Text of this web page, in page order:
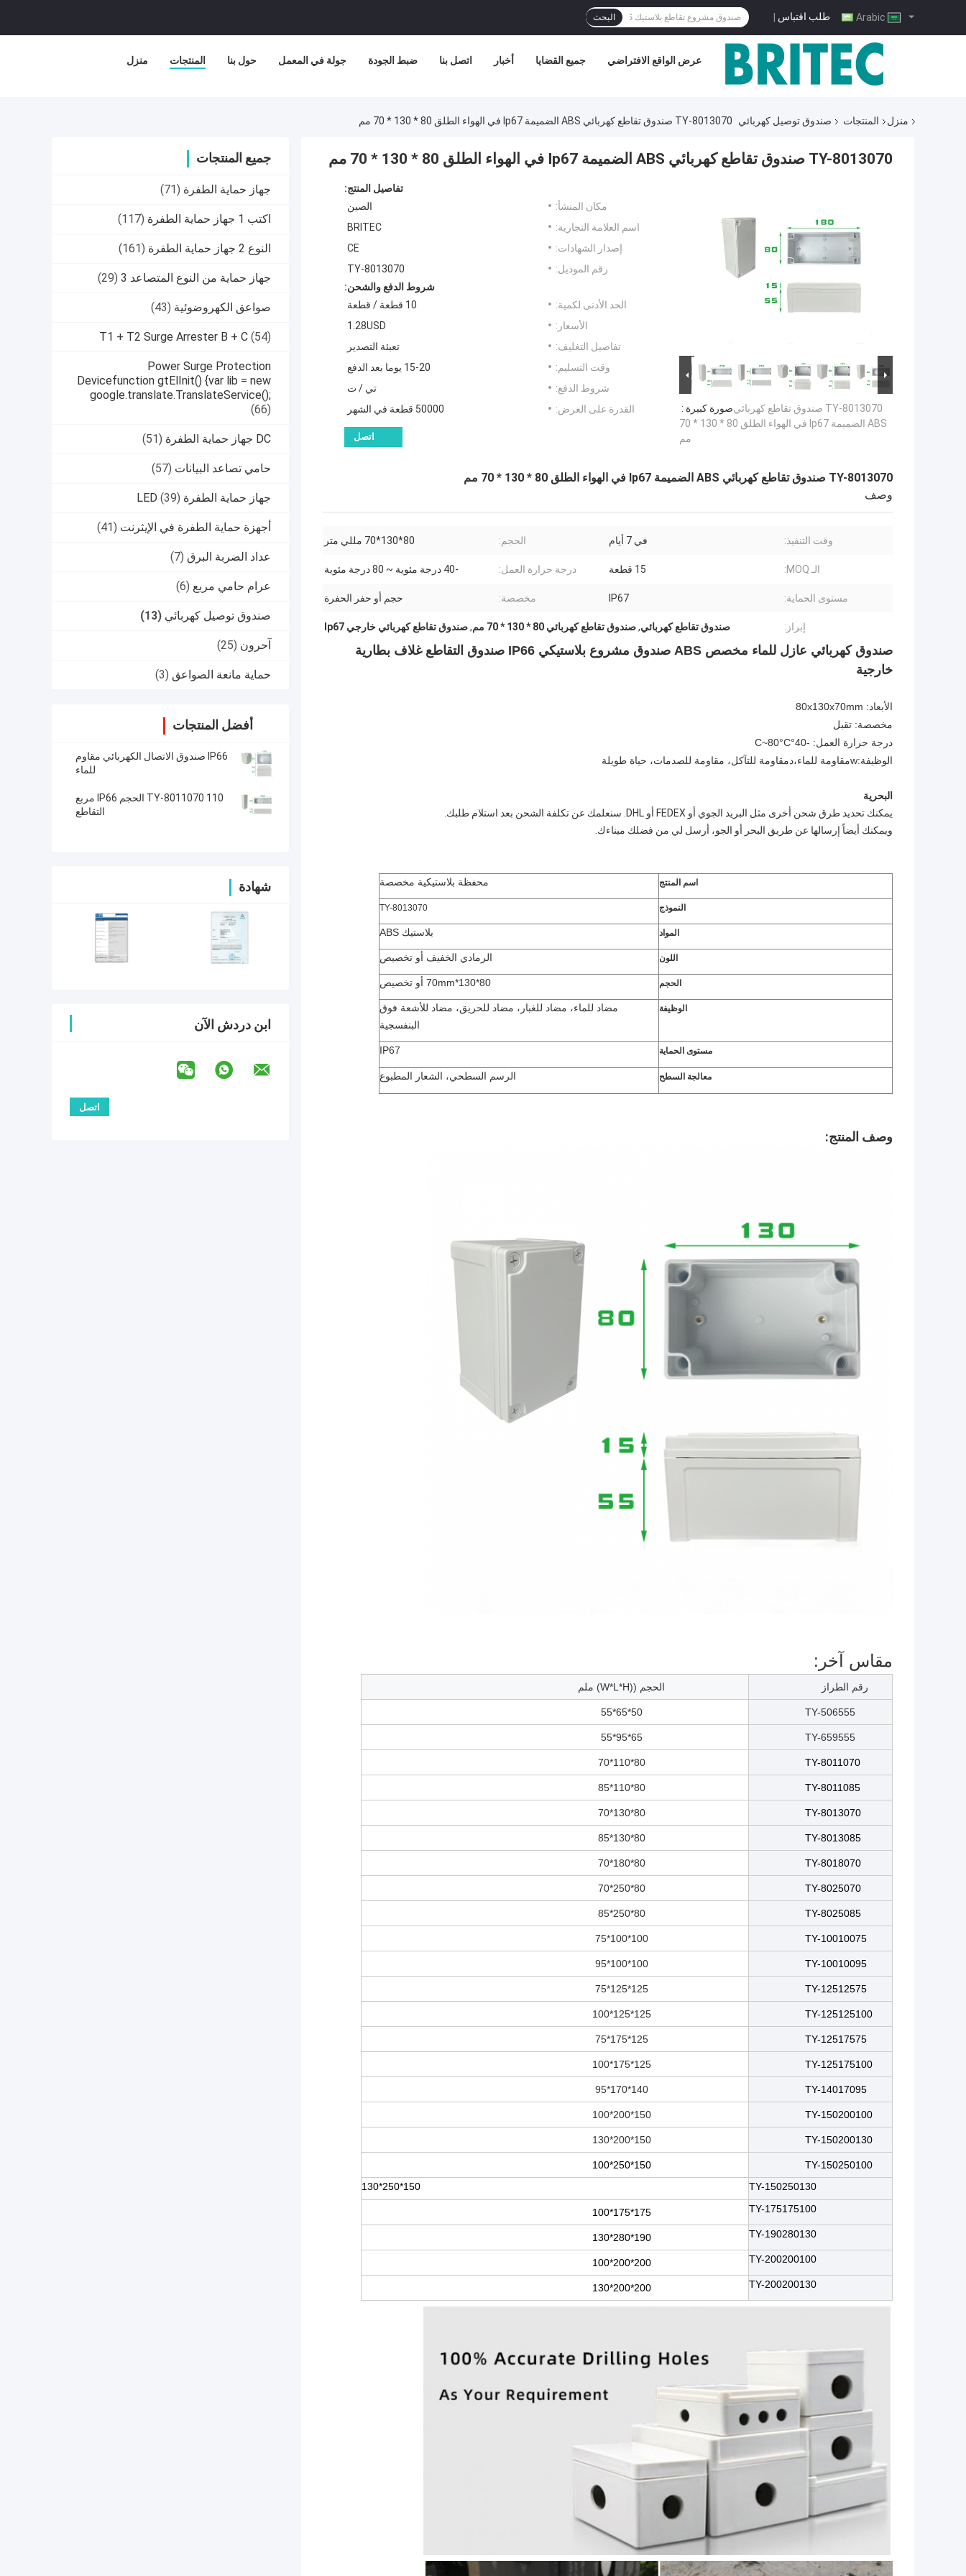
طلب اقتباس | البحث
منزل المنتجات حول بنا جولة في المعمل ضبط الجودة اتصل بنا أخبار جميع القضايا عرض الواقع الافتراضي
منزل المنتجات صندوق توصيل كهربائي TY-8013070 صندوق تقاطع كهربائي ABS الضميمة Ip67 في الهواء الطلق 80 * 130 * 70 مم
جميع المنتجات
جهاز حماية الطفرة (71)
اكتب 1 جهاز حماية الطفرة (117)
النوع 2 جهاز حماية الطفرة (161)
جهاز حماية من النوع المتصاعد 3 (29)
صواعق الكهروضوئية (43)
T1 + T2 Surge Arrester B + C (54)
Power Surge Protection
Devicefunction gtElInit() {var lib = new
google.translate.TranslateService();
(66)
DC جهاز حماية الطفرة (51)
حامي تصاعد البيانات (57)
جهاز حماية الطفرة LED (39)
أجهزة حماية الطفرة في الإيثرنت (41)
عداد الضربة البرق (7)
عرام حامي مربع (6)
صندوق توصيل كهربائي (13)
آحرون (25)
حماية مانعة الصواعق (3)
أفضل المنتجات
IP66 صندوق الاتصال الكهربائي مقاوم
للماء
TY-8011070 110 الحجم IP66 مربع
التقاطع
شهادة
ابن دردش الآن
TY-8013070 صندوق تقاطع كهربائي ABS الضميمة Ip67 في الهواء الطلق 80 * 130 * 70 مم
صورة كبيرة :TY-8013070 صندوق تقاطع كهربائي
ABS الضميمة Ip67 في الهواء الطلق 80 * 130 * 70
مم
تفاصيل المنتج:
مكان المنشأ:
الصين
اسم العلامة التجارية:
BRITEC
إصدار الشهادات:
CE
رقم الموديل:
TY-8013070
شروط الدفع والشحن:
الحد الأدنى لكمية:
10 قطعة / قطعة
الأسعار:
1.28USD
تفاصيل التغليف:
تعبئة التصدير
وقت التسليم:
15-20 يوما بعد الدفع
شروط الدفع:
تي / ت
القدرة على العرض:
50000 قطعة في الشهر
اتصل
TY-8013070 صندوق تقاطع كهربائي ABS الضميمة Ip67 في الهواء الطلق 80 * 130 * 70 مم
وصف
وقت التنفيذ: في 7 أيام الحجم: 80*130*70 مللي متر
الـ MOQ: 15 قطعة درجة حرارة العمل: -40 درجة مئوية ~ 80 درجة مئوية
مستوى الحماية: IP67 مخصصة: حجم أو حفر الحفرة
إبراز: صندوق تقاطع كهربائي,صندوق تقاطع كهربائي 80 * 130 * 70 مم ,صندوق تقاطع كهربائي خارجي Ip67
صندوق كهربائي عازل للماء مخصص ABS صندوق مشروع بلاستيكي IP66 صندوق التقاطع غلاف بطارية
خارجية
الأبعاد: 80x130x70mm
مخصصة: تقبل
درجة حرارة العمل: -40°C~80°C
الوظيفة:wمقاومة للماء،دمقاومة للتآكل، مقاومة للصدمات، حياة طويلة
البحرية
يمكنك تحديد طرق شحن أخرى مثل البريد الجوي أو FEDEX أو DHL. سنعلمك عن تكلفة الشحن بعد استلام طلبك.
ويمكنك أيضاً إرسالها عن طريق البحر أو الجو، أرسل لي من فضلك ميناءك.
اسم المنتج محفظة بلاستيكية مخصصة
النموذج TY-8013070
المواد بلاستيك ABS
اللون الرمادي الخفيف أو تخصيص
الحجم 80*130*70mm أو تخصيص
الوظيفة
مضاد للماء، مضاد للغبار، مضاد للحريق، مضاد للأشعة فوق
البنفسجية
مستوى الحماية IP67
معالجة السطح الرسم السطحي، الشعار المطبوع
وصف المنتج:
مقاس آخر:
رقم الطراز الحجم ((W*L*H) ملم
TY-506555
50*65*55
TY-659555
65*95*55
TY-8011070
80*110*70
TY-8011085
80*110*85
TY-8013070
80*130*70
TY-8013085
80*130*85
TY-8018070
80*180*70
TY-8025070
80*250*70
TY-8025085
80*250*85
TY-10010075
100*100*75
TY-10010095
100*100*95
TY-12512575
125*125*75
TY-125125100
125*125*100
TY-12517575
125*175*75
TY-125175100
125*175*100
TY-14017095
140*170*95
TY-150200100
150*200*100
TY-150200130
150*200*130
TY-150250100
150*250*100
TY-150250130
150*250*130
TY-175175100
175*175*100
TY-190280130
190*280*130
TY-200200100
200*200*100
TY-200200130
200*200*130